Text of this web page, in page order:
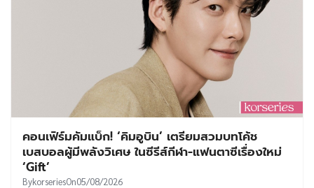
คอนเฟิร์มคัมแบ็ก! ‘คิมอูบิน’ เตรียมสวมบทโค้ช
เบสบอลผู้มีพลังวิเศษ ในซีรีส์กีฬา-แฟนตาซีเรื่องใหม่
‘Gift’
BykorseriesOn05/08/2026